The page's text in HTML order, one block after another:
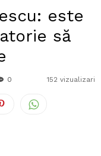
este
să
0 152 vizualizari